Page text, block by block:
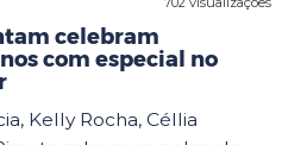
celebram
com especial no
Kelly Rocha, Céllia